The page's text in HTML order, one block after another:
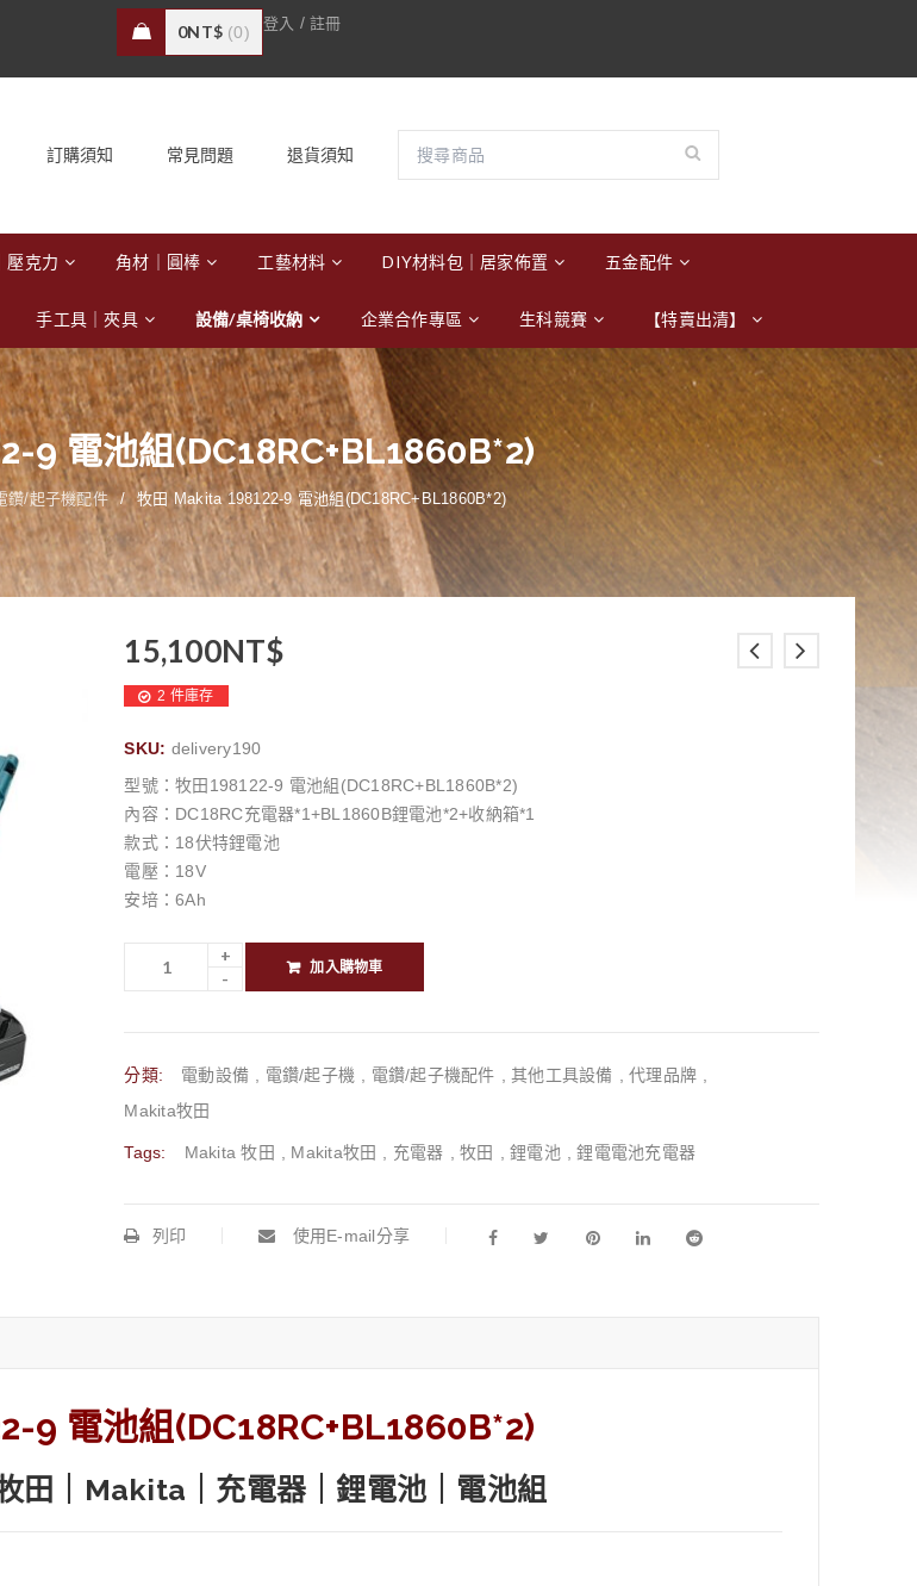
0NT$ 0 登入 / 註冊
訂購須知 常見問題 退貨須知
壓克力 角材｜圓棒 工藝材料 DIY材料包｜居家佈置 五金配件
手工具｜夾具 設備/桌椅收納 企業合作專區 生科競賽 【特賣出清】
9 電池組(DC18RC+BL1860B*2)
鑽/起子機配件 / 牧田 Makita 198122-9 電池組(DC18RC+BL1860B*2)
15,100NT$
2 件庫存
SKU: delivery190
型號：牧田198122-9 電池組(DC18RC+BL1860B*2)
內容：DC18RC充電器*1+BL1860B鋰電池*2+收納箱*1
款式：18伏特鋰電池
電壓：18V
安培：6Ah
加入購物車
分類: 電動設備 電鑽/起子機 電鑽/起子機配件 ,其他工具設備 ,代理品牌
Makita牧田
Tags: Makita 牧田 Makita牧田 充電器 ,牧田 ,鋰電池 ,鋰電電池充電器
列印 使用E-mail分享
9 電池組(DC18RC+BL1860B*2)
田｜Makita｜充電器｜鋰電池 ｜電池組